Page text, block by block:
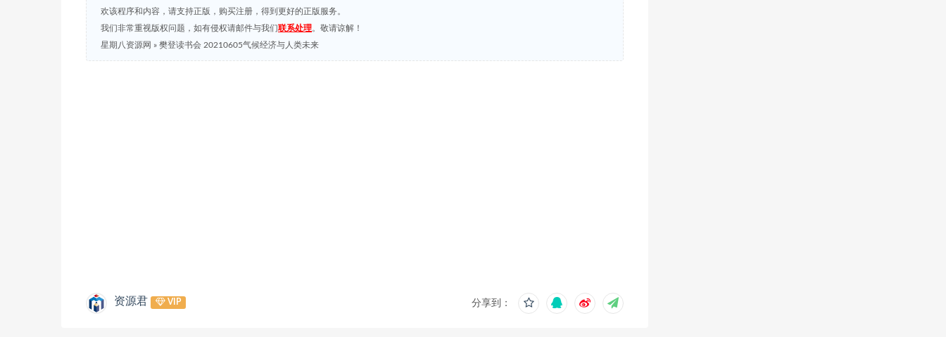
欢该程序和内容，请支持正版，购买注册，得到更好的正版服务。
我们非常重视版权问题，如有侵权请邮件与我们联系处理。敬请谅解！
星期八资源网 » 樊登读书会 20210605气候经济与人类未来
资源君 VIP 分享到：